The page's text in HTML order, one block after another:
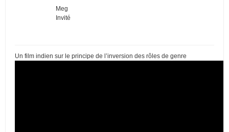
Meg
Invité
Un film indien sur le principe de l’inversion des rôles de genre